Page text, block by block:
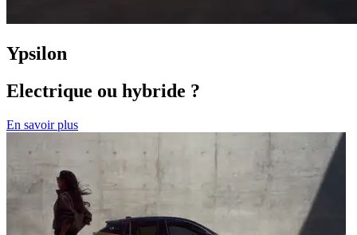
Ypsilon
Electrique ou hybride ?
En savoir plus